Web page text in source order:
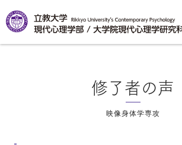
修了者の声
映像身体学専攻